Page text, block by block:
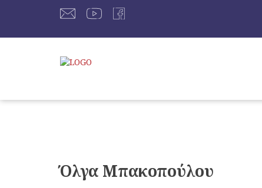
Όλγα Μπακοπούλου